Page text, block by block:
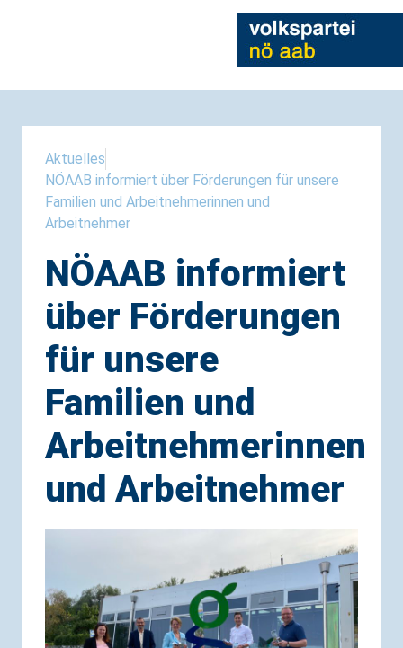
Aktuelles
NÖAAB informiert über Förderungen für unsere
Familien und Arbeitnehmerinnen und
Arbeitnehmer
NÖAAB informiert
über Förderungen
für unsere
Familien und
Arbeitnehmerinnen
und Arbeitnehmer